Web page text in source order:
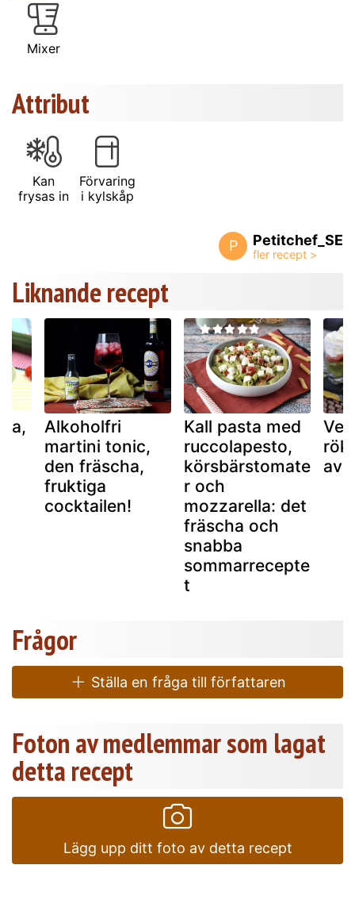
Mixer
Attribut
Kan
frysas in
Förvaring
i kylskåp
P Petitchef_SE
Liknande recept
Alkoholfri
martini tonic,
den fräscha,
fruktiga
cocktailen!
Kall pasta med
ruccolapesto,
körsbärstomate
r och
mozzarella: det
fräscha och
snabba
sommarrecepte
t
Frågor
Ställa en fråga till författaren
Foton av medlemmar som lagat
detta recept
Lägg upp ditt foto av detta recept